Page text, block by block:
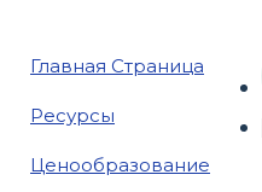
Главная Страница
Ресурсы
Ценообразование